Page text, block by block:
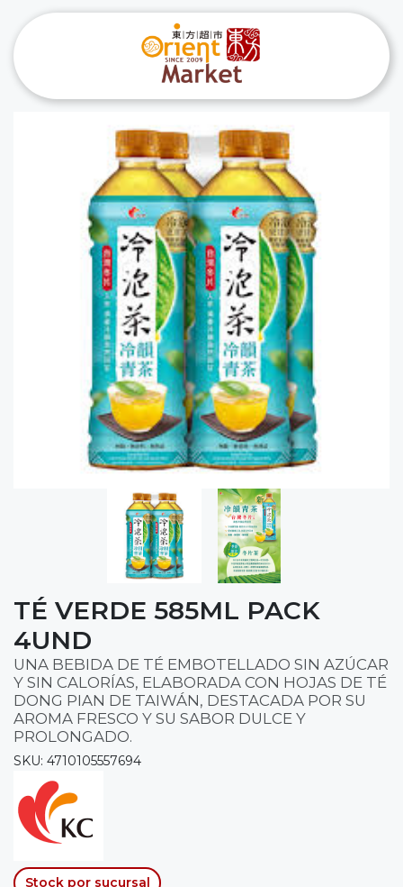
TÉ VERDE 585ML PACK
4UND
UNA BEBIDA DE TÉ EMBOTELLADO SIN AZÚCAR
Y SIN CALORÍAS, ELABORADA CON HOJAS DE TÉ
DONG PIAN DE TAIWÁN, DESTACADA POR SU
AROMA FRESCO Y SU SABOR DULCE Y
PROLONGADO.
SKU: 4710105557694
Stock por sucursal